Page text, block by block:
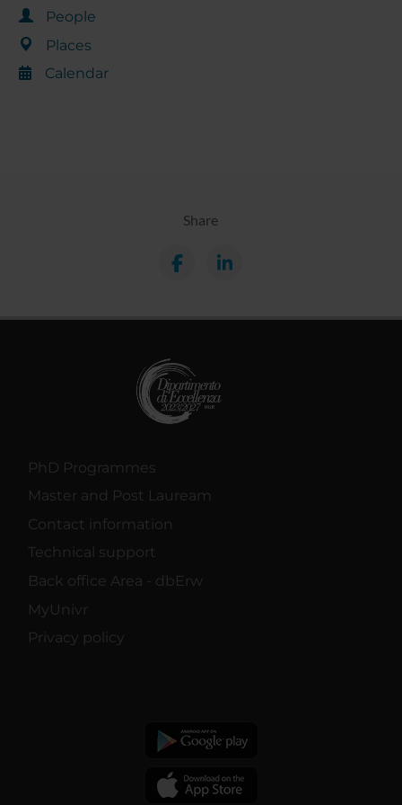
People
Places
Calendar
Share
PhD Programmes
Master and Post Lauream
Contact information
Technical support
Back office Area - dbErw
MyUnivr
Privacy policy